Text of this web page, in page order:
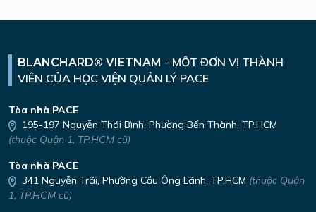
BLANCHARD® VIETNAM - MỘT ĐƠN VỊ THÀNH
VIÊN CỦA HỌC VIỆN QUẢN LÝ PACE
Tòa nhà PACE
195-197 Nguyễn Thái Bình, Phường Bến Thành, TP.HCM
(thuộc Quận 1, TP.HCM cũ)
Tòa nhà PACE
341 Nguyễn Trãi, Phường Cầu Ông Lãnh, TP.HCM (thuộc Quận
1, TP.HCM cũ)